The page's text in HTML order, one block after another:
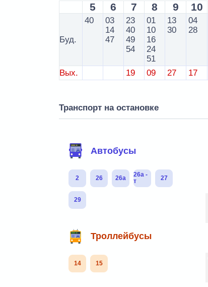
5 6 7 8 9 10
Буд.
40
03
14
47
23
40
49
54
01
10
16
24
51
13
30
04
28
Вых. 19 09 27 17
Транспорт на остановке
Автобусы
2 26 26а
26а -
т
27
29
Троллейбусы
14 15